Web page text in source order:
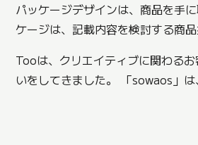
パッケージデザインは、商品を手
ケージは、記載内容を検討する商
Tooは、クリエイティブに関わる
いをしてきました。 「sowaos」